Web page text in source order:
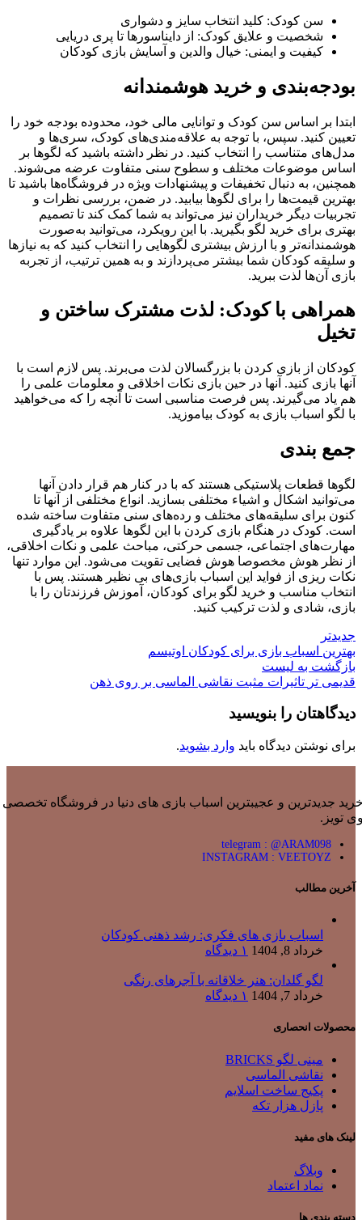
سن کودک: کلید انتخاب سایز و دشواری
شخصیت و علایق کودک: از دایناسورها تا پری دریایی
کیفیت و ایمنی: خیال والدین و آسایش بازی کودکان
بودجه‌بندی و خرید هوشمندانه
ابتدا بر اساس سن کودک و توانایی مالی خود، محدوده بودجه خود را
تعیین کنید. سپس، با توجه به علاقه‌مندی‌های کودک، سری‌ها و
مدل‌های متناسب را انتخاب کنید. در نظر داشته باشید که لگوها بر
اساس موضوعات مختلف و سطوح سنی متفاوت عرضه می‌شوند.
همچنین، به دنبال تخفیفات و پیشنهادات ویژه در فروشگاه‌ها باشید تا
بهترین قیمت‌ها را برای لگوها بیابید. در ضمن، بررسی نظرات و
تجربیات دیگر خریداران نیز می‌تواند به شما کمک کند تا تصمیم
بهتری برای خرید لگو بگیرید. با این رویکرد، می‌توانید به‌صورت
هوشمندانه‌تر و با ارزش بیشتری لگوهایی را انتخاب کنید که به نیازها
و سلیقه کودکان شما بیشتر می‌پردازند و به همین ترتیب، از تجربه
بازی آن‌ها لذت ببرید.
همراهی با کودک: لذت مشترک ساختن و
تخیل
کودکان از بازی کردن با بزرگسالان لذت می‌برند. پس لازم است با
آنها بازی کنید. آنها در حین بازی نکات اخلاقی و معلومات علمی را
هم یاد می‌گیرند. پس فرصت مناسبی است تا آنچه را که می‌خواهید
با لگو اسباب بازی به کودک بیاموزید.
جمع بندی
لگوها قطعات پلاستیکی هستند که با در کنار هم قرار دادن آنها
می‌توانید اشکال و اشیاء مختلفی بسازید. انواع مختلفی از آنها تا
کنون برای سلیقه‌های مختلف و رده‌های سنی متفاوت ساخته شده
است. کودک در هنگام بازی کردن با این لگوها علاوه بر یادگیری
مهارت‌های اجتماعی، جسمی حرکتی، مباحث علمی و نکات اخلاقی،
از نظر هوش مخصوصا هوش فضایی تقویت می‌شود. این موارد تنها
نکات ریزی از فواید این اسباب بازی‌های بی نظیر هستند. پس با
انتخاب مناسب و خرید لگو برای کودکان، آموزش فرزندتان را با
بازی، شادی و لذت ترکیب کنید.
جدیدتر
بهترین اسباب بازی برای کودکان اوتیسم
بازگشت به لیست
قدیمی تر تاثیرات مثبت نقاشی الماسی بر روی ذهن
دیدگاهتان را بنویسید
برای نوشتن دیدگاه باید وارد بشوید.
جدیدترین و عجیبترین اسباب بازی های دنیا در فروشگاه تخصصی
تویز.
telegram : @ARAM098
INSTAGRAM : VEETOYZ
آخرین مطالب
اسباب بازی های فکری: رشد ذهنی کودکان
خرداد 8, 1404
۱ دیدگاه
لگو گلدان: هنر خلاقانه با آجرهای رنگی
خرداد 7, 1404
۱ دیدگاه
محصولات انحصاری
مینی لگو BRICKS
نقاشی الماسی
پکیج ساخت اسلایم
پازل هزار تکه
لینک های مفید
وبلاگ
نماد اعتماد
دسته بندی ها